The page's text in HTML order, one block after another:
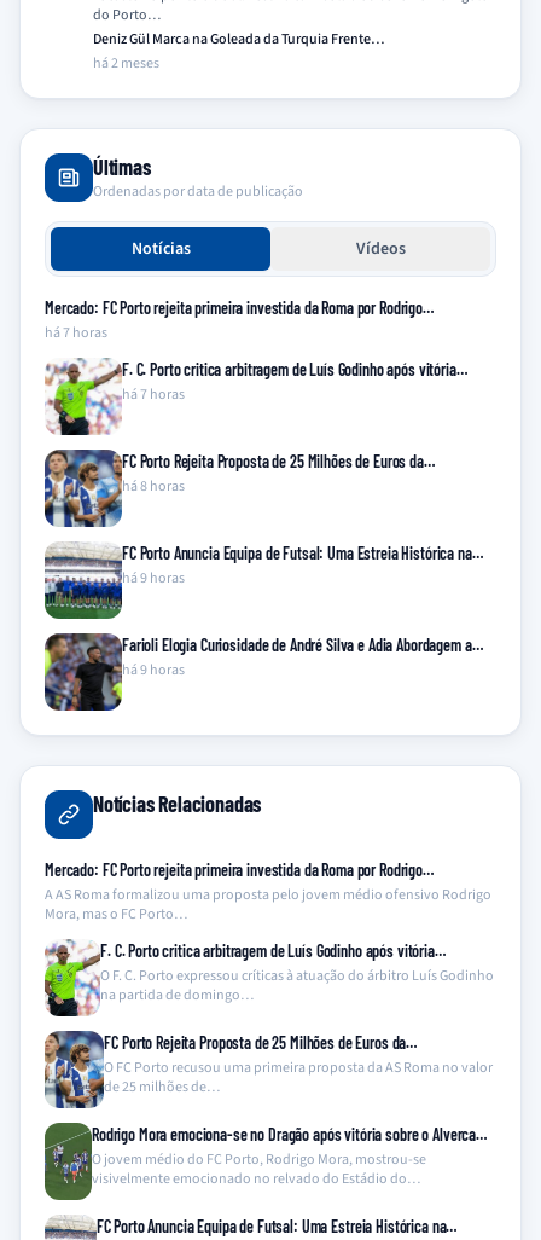
do Porto…
Deniz Gül Marca na Goleada da Turquia Frente…
há 2 meses
Últimas
Ordenadas por data de publicação
Notícias Vídeos
Mercado: FC Porto rejeita primeira investida da Roma por Rodrigo…
há 7 horas
F. C. Porto critica arbitragem de Luís Godinho após vitória…
há 7 horas
FC Porto Rejeita Proposta de 25 Milhões de Euros da…
há 8 horas
FC Porto Anuncia Equipa de Futsal: Uma Estreia Histórica na…
há 9 horas
Farioli Elogia Curiosidade de André Silva e Adia Abordagem a…
há 9 horas
Notícias Relacionadas
Mercado: FC Porto rejeita primeira investida da Roma por Rodrigo…
A AS Roma formalizou uma proposta pelo jovem médio ofensivo Rodrigo
Mora, mas o FC Porto…
F. C. Porto critica arbitragem de Luís Godinho após vitória…
O F. C. Porto expressou críticas à atuação do árbitro Luís Godinho
na partida de domingo…
FC Porto Rejeita Proposta de 25 Milhões de Euros da…
O FC Porto recusou uma primeira proposta da AS Roma no valor
de 25 milhões de…
Rodrigo Mora emociona-se no Dragão após vitória sobre o Alverca…
O jovem médio do FC Porto, Rodrigo Mora, mostrou-se
visivelmente emocionado no relvado do Estádio do…
FC Porto Anuncia Equipa de Futsal: Uma Estreia Histórica na…